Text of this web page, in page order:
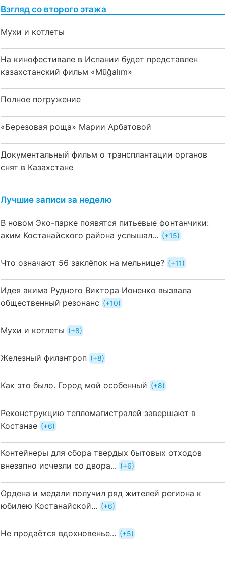
Взгляд со второго этажа
Мухи и котлеты
На кинофестивале в Испании будет представлен
казахстанский фильм «Mūğalım»
Полное погружение
«Березовая роща» Марии Арбатовой
Документальный фильм о трансплантации органов
снят в Казахстане
Лучшие записи за неделю
В новом Эко-парке появятся питьевые фонтанчики:
аким Костанайского района услышал...
+15
Что означают 56 заклёпок на мельнице? +11
Идея акима Рудного Виктора Ионенко вызвала
общественный резонанс
+10
Мухи и котлеты +8
Железный филантроп +8
Как это было. Город мой особенный +8
Реконструкцию тепломагистралей завершают в
Костанае
+6
Контейнеры для сбора твердых бытовых отходов
внезапно исчезли со двора...
+6
Ордена и медали получил ряд жителей региона к
юбилею Костанайской...
+6
Не продаётся вдохновенье... +5